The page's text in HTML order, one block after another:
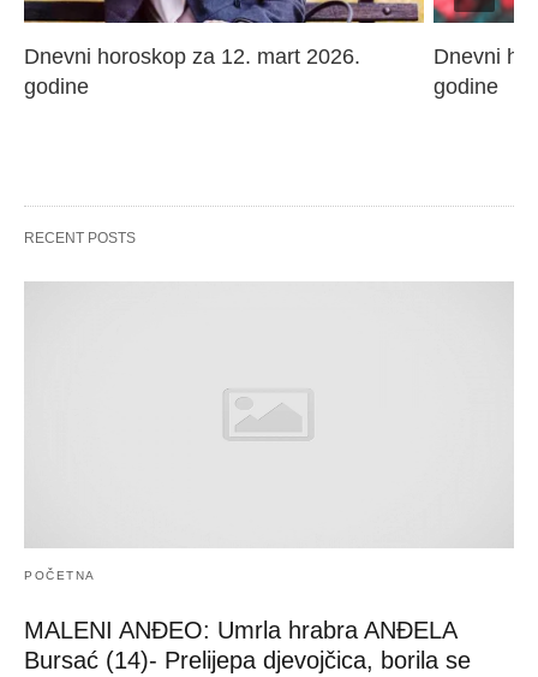
Dnevni horoskop za 12. mart 2026.
godine
Dnevni
godine
RECENT POSTS
POČETNA
MALENI ANĐEO: Umrla hrabra ANĐELA
Bursać (14)- Prelijepa djevojčica, borila se